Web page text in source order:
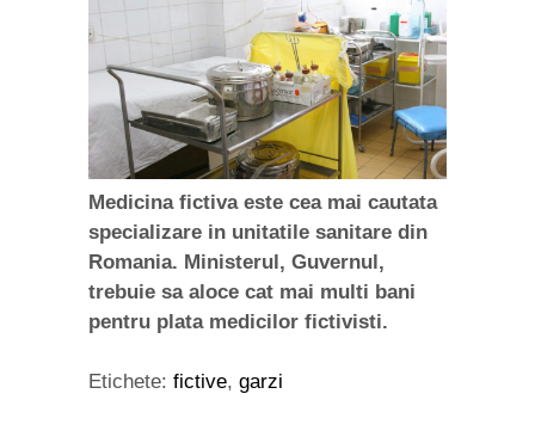
Medicina fictiva este cea mai cautata
specializare in unitatile sanitare din
Romania. Ministerul, Guvernul,
trebuie sa aloce cat mai multi bani
pentru plata medicilor fictivisti.
Etichete: fictive, garzi